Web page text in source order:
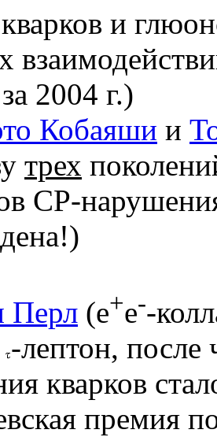
и
2004 г.)
Кобаяши и
трех
CP-
Перл (e+e--
-лептон, после
кварков
премия